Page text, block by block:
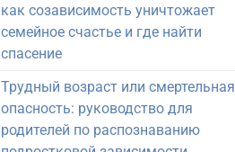
как созависимость уничтожает
семейное счастье и где найти
спасение
Трудный возраст или смертельная
опасность: руководство для
родителей по распознаванию